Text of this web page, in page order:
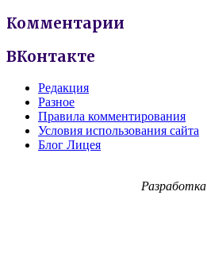
Комментарии
ВКонтакте
Редакция
Разное
Правила комментирования
Условия использования сайта
Блог Лицея
Разработка